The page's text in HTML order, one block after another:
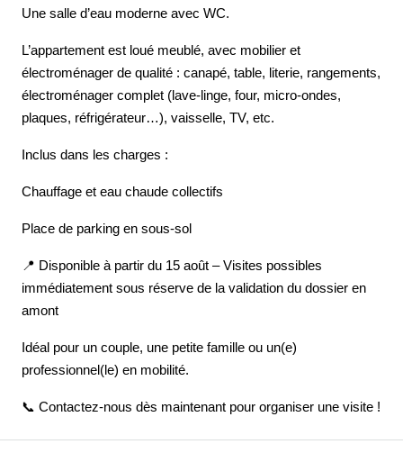
Une salle d’eau moderne avec WC.
L’appartement est loué meublé, avec mobilier et
électroménager de qualité : canapé, table, literie, rangements,
électroménager complet (lave-linge, four, micro-ondes,
plaques, réfrigérateur…), vaisselle, TV, etc.
Inclus dans les charges :
Chauffage et eau chaude collectifs
Place de parking en sous-sol
📍 Disponible à partir du 15 août – Visites possibles
immédiatement sous réserve de la validation du dossier en
amont
Idéal pour un couple, une petite famille ou un(e)
professionnel(le) en mobilité.
📞 Contactez-nous dès maintenant pour organiser une visite !